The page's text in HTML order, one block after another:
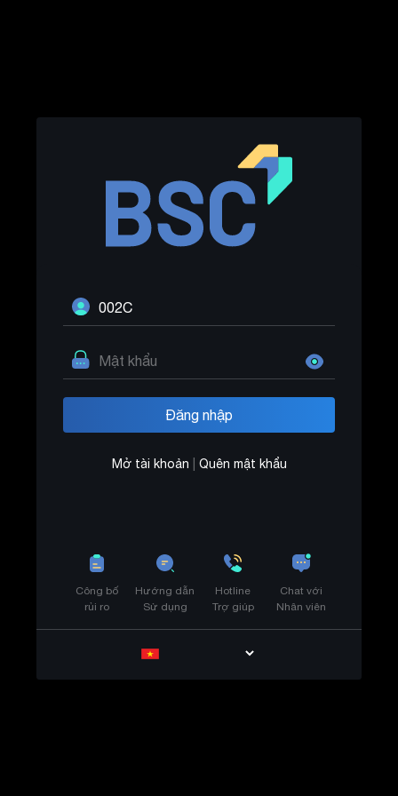
Mở tài khoản Quên mật khẩu
Công bố
rủi ro
Hướng dẫn
Sử dụng
Hotline
Trợ giúp
Chat với
Nhân viên